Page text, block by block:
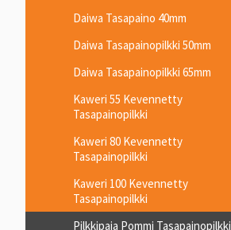
Daiwa Tasapaino 40mm
Daiwa Tasapainopilkki 50mm
Daiwa Tasapainopilkki 65mm
Kaweri 55 Kevennetty
Tasapainopilkki
Kaweri 80 Kevennetty
Tasapainopilkki
Kaweri 100 Kevennetty
Tasapainopilkki
Pilkkipaja Pommi Tasapainopilkki